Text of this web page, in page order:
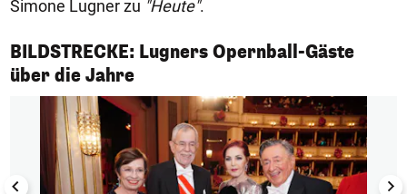
Simone Lugner zu "Heute".
BILDSTRECKE: Lugners Opernball-Gäste
über die Jahre
1/33